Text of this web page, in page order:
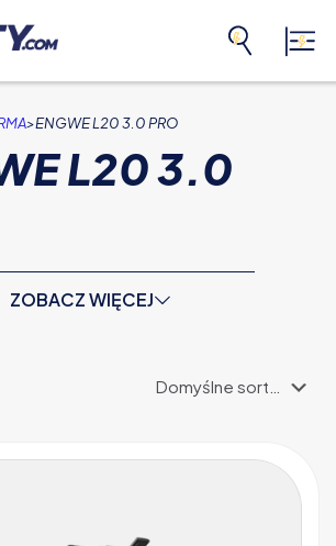
>ENGWE L20 3.0 PRO
L20 3.0
ZOBACZ WIĘCEJ